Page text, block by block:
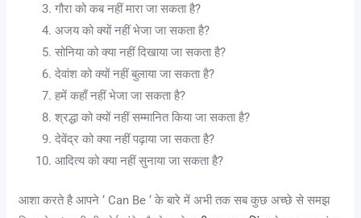
गौरा को कब नहीं मारा जा सकता है?
अजय को क्यों नहीं भेजा जा सकता है?
सोनिया को क्या नहीं दिखाया जा सकता है?
देवांश को क्यों नहीं बुलाया जा सकता है?
हमें कहाँ नहीं भेजा जा सकता है?
श्रद्धा को क्यों नहीं सम्मानित किया जा सकता है?
देवेंद्र को क्या नहीं पढ़ाया जा सकता है?
आदित्य को क्या नहीं सुनाया जा सकता है?
आशा करते है आपने ‘ Can Be ‘ के बारे में अभी तक सब कुछ अच्छे से समझ